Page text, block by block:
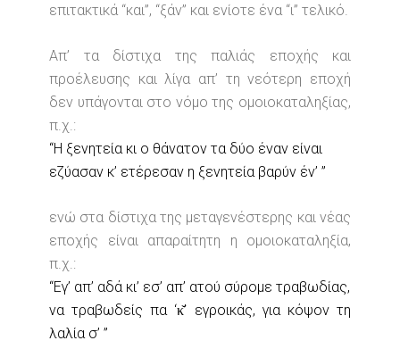
επιτακτικά “και”, “ξάν” και ενίοτε ένα “ι” τελικό.
Απ’ τα δίστιχα της παλιάς εποχής και
προέλευσης και λίγα απ’ τη νεότερη εποχή
δεν υπάγονται στο νόμο της ομοιοκαταληξίας,
π.χ.:
“Η ξενητεία κι ο θάνατον τα δύο έναν είναι
εζύασαν κ’ ετέρεσαν η ξενητεία βαρύν έν’ ”
ενώ στα δίστιχα της μεταγενέστερης και νέας
εποχής είναι απαραίτητη η ομοιοκαταληξία,
π.χ.:
“Εγ’ απ’ αδά κι’ εσ’ απ’ ατού σύρομε τραβωδίας,
να τραβωδείς πα ‘κ̌’ εγροικάς, για κόψον τη
λαλία σ’ ”